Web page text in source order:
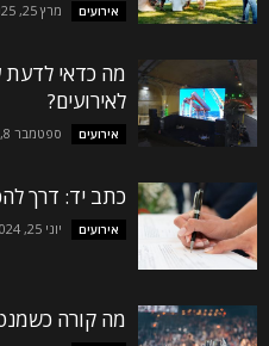
אירועים מרץ 25, 2025
מה כדאי לדעת
לאירועים?
אירועים ספטמבר 8, 2024
כתב יד: דרך
אירועים יוני 25, 2024
מה קורה